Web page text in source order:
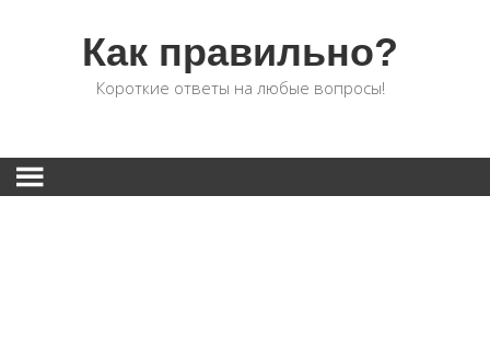
Как правильно?
Короткие ответы на любые вопросы!